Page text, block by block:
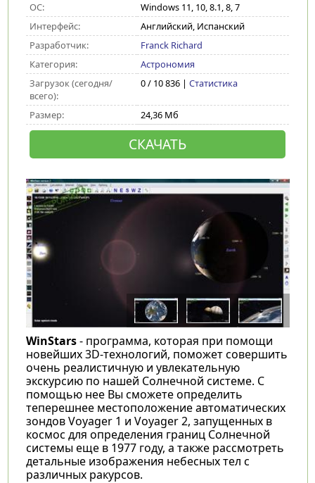
ОС:
Windows 11, 10, 8.1, 8, 7
Интерфейс:
Английский, Испанский
Разработчик:
Franck Richard
Категория:
Астрономия
Загрузок (сегодня/
всего):
0 / 10 836 | Статистика
Размер: 24,36 Мб
СКАЧАТЬ
WinStars- программа, которая при помощи
новейших 3D-технологий, поможет совершить
очень реалистичную и увлекательную
экскурсию по нашей Солнечной системе. С
помощью нее Вы сможете определить
теперешнее местоположение автоматических
зондов Voyager 1 и Voyager 2, запущенных в
космос для определения границ Солнечной
системы еще в 1977 году, а также рассмотреть
детальные изображения небесных тел с
различных ракурсов.